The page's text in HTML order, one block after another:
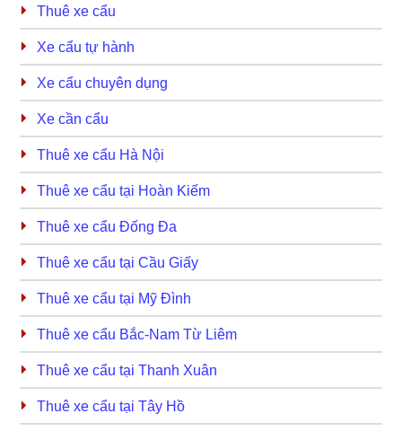
Thuê xe cẩu
Xe cẩu tự hành
Xe cẩu chuyên dụng
Xe cần cẩu
Thuê xe cẩu Hà Nội
Thuê xe cẩu tại Hoàn Kiếm
Thuê xe cẩu Đống Đa
Thuê xe cẩu tại Cầu Giấy
Thuê xe cẩu tại Mỹ Đình
Thuê xe cẩu Bắc-Nam Từ Liêm
Thuê xe cẩu tại Thanh Xuân
Thuê xe cẩu tại Tây Hồ